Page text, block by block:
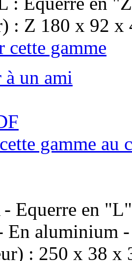
: Z 180 x 92
cette gamme
un ami
gamme au
Equerre en
En aluminium
: 250 x 38 x